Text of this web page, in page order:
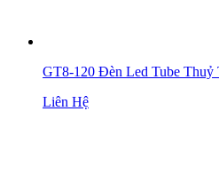
GT8-120 Đèn Led Tube Thuỷ
Liên Hệ